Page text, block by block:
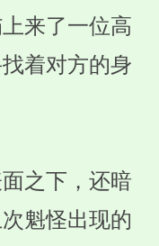
来了一位高
着对方的身
之下，还暗
魁怪出现的